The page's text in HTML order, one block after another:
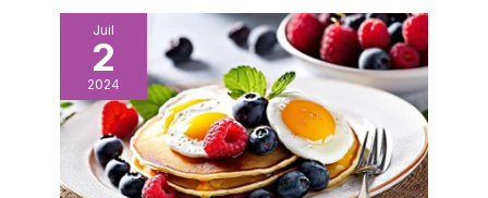
vous la placez sur la
table, de l’enrouler autour
d’un ensemble d’outils,
etc. pour améliorer
encore l’attrait de la
table. Matériau de Qualité
Supérieure - Des
serviettes de qualité
Juil
2
2024